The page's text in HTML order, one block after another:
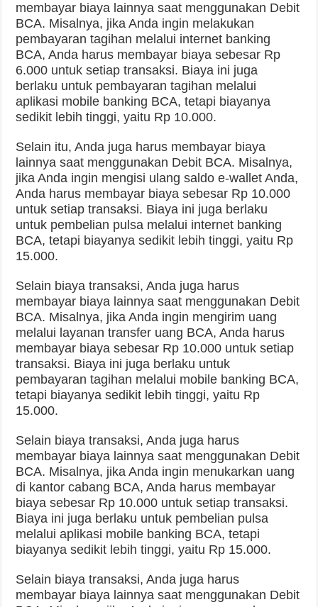
membayar biaya lainnya saat menggunakan Debit
BCA. Misalnya, jika Anda ingin melakukan
pembayaran tagihan melalui internet banking
BCA, Anda harus membayar biaya sebesar Rp
6.000 untuk setiap transaksi. Biaya ini juga
berlaku untuk pembayaran tagihan melalui
aplikasi mobile banking BCA, tetapi biayanya
sedikit lebih tinggi, yaitu Rp 10.000.
Selain itu, Anda juga harus membayar biaya
lainnya saat menggunakan Debit BCA. Misalnya,
jika Anda ingin mengisi ulang saldo e-wallet Anda,
Anda harus membayar biaya sebesar Rp 10.000
untuk setiap transaksi. Biaya ini juga berlaku
untuk pembelian pulsa melalui internet banking
BCA, tetapi biayanya sedikit lebih tinggi, yaitu Rp
15.000.
Selain biaya transaksi, Anda juga harus
membayar biaya lainnya saat menggunakan Debit
BCA. Misalnya, jika Anda ingin mengirim uang
melalui layanan transfer uang BCA, Anda harus
membayar biaya sebesar Rp 10.000 untuk setiap
transaksi. Biaya ini juga berlaku untuk
pembayaran tagihan melalui mobile banking BCA,
tetapi biayanya sedikit lebih tinggi, yaitu Rp
15.000.
Selain biaya transaksi, Anda juga harus
membayar biaya lainnya saat menggunakan Debit
BCA. Misalnya, jika Anda ingin menukarkan uang
di kantor cabang BCA, Anda harus membayar
biaya sebesar Rp 10.000 untuk setiap transaksi.
Biaya ini juga berlaku untuk pembelian pulsa
melalui aplikasi mobile banking BCA, tetapi
biayanya sedikit lebih tinggi, yaitu Rp 15.000.
Selain biaya transaksi, Anda juga harus
membayar biaya lainnya saat menggunakan Debit